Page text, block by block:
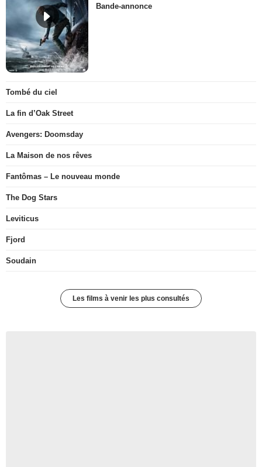
Bande-annonce
Tombé du ciel
La fin d’Oak Street
Avengers: Doomsday
La Maison de nos rêves
Fantômas – Le nouveau monde
The Dog Stars
Leviticus
Fjord
Soudain
Les films à venir les plus consultés